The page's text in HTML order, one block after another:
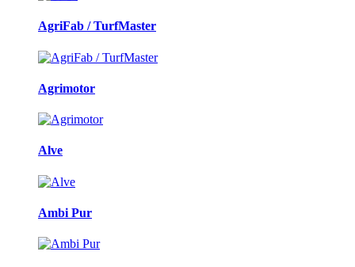
AgriFab / TurfMaster
Agrimotor
Alve
Ambi Pur